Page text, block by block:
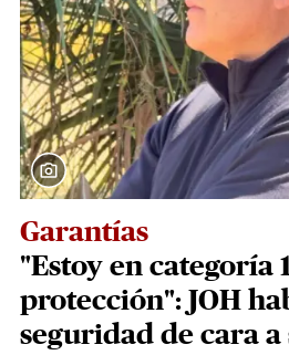
Garantías
"Estoy en categoría
protección": JOH
seguridad de cara a